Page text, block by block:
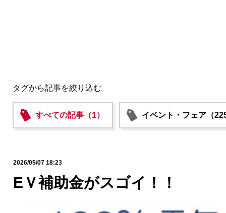
タグから記事を絞り込む
すべての記事（1） イベント・フェア（
2026/05/07 18:23
EＶ補助金がスゴイ！！